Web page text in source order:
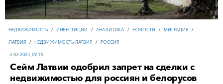
НЕДВИЖИМОСТЬ / ИНВЕСТИЦИИ / АНАЛИТИКА / НОВОСТИ / МИГРАЦИЯ /
ЛАТВИЯ / НЕДВИЖИМОСТЬ ЛАТВИЯ / РОССИЯ
3-03-2025, 09:15
Сейм Латвии одобрил запрет на сделки с
недвижимостью для россиян и белорусов